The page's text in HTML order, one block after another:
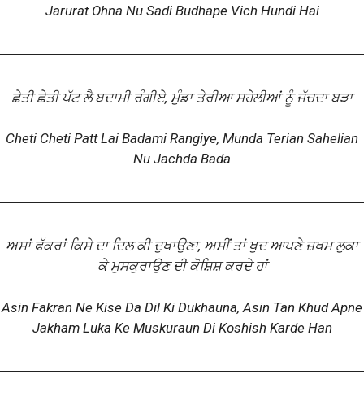
Jarurat Ohna Nu Sadi Budhape Vich Hundi Hai
ਛੇਤੀ ਛੇਤੀ ਪੱਟ ਲੈ ਬਦਾਮੀ ਰੰਗੀਏ, ਮੁੰਡਾ ਤੇਰੀਆ ਸਹੇਲੀਆਂ ਨੂੰ ਜੱਚਦਾ ਬੜਾ
Cheti Cheti Patt Lai Badami Rangiye, Munda Terian Sahelian
Nu Jachda Bada
ਅਸਾਂ ਫੱਕਰਾਂ ਕਿਸੇ ਦਾ ਦਿਲ ਕੀ ਦੁਖਾਉਣਾ, ਅਸੀਂ ਤਾਂ ਖੁਦ ਆਪਣੇ ਜ਼ਖਮ ਲੁਕਾ
ਕੇ ਮੁਸਕੁਰਾਉਣ ਦੀ ਕੋਸ਼ਿਸ਼ ਕਰਦੇ ਹਾਂ
Asin Fakran Ne Kise Da Dil Ki Dukhauna, Asin Tan Khud Apne
Jakham Luka Ke Muskuraun Di Koshish Karde Han